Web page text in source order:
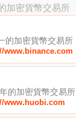
加密貨幣交易所
的加密貨幣交易所
www.binance.com
的加密貨幣交易所
www.huobi.com